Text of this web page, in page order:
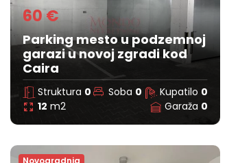
60 €
Parking mesto u podzemnoj
garazi u novoj zgradi kod
Caira
Struktura 0 Soba 0 Kupatilo 0
12 m2 Garaža 0
Novogradnja